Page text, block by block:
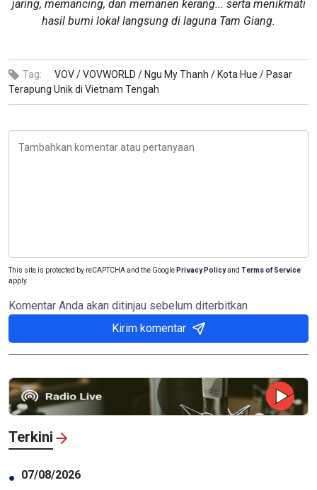
jaring, memancing, dan memanen kerang... serta menikmati
hasil bumi lokal langsung di laguna Tam Giang.
Tag: VOV /VOVWORLD / Ngu My Thanh / Kota Hue / Pasar
Terapung Unik di Vietnam Tengah
This site is protected by reCAPTCHA and the Google Privacy Policyand Terms of Service
apply.
Komentar Anda akan ditinjau sebelum diterbitkan
Kirim komentar
Terkini
● 07/08/2026